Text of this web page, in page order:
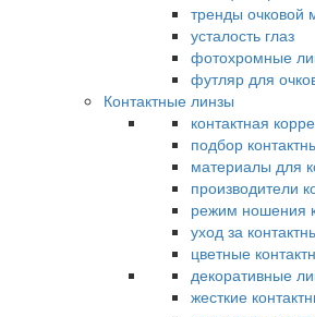
тренды очковой
усталость глаз
фотохромные
футляр для
Контактные линзы
контактная
подбор
материалы для
производители
режим ношения
уход за
цветные
декоративные
жесткие